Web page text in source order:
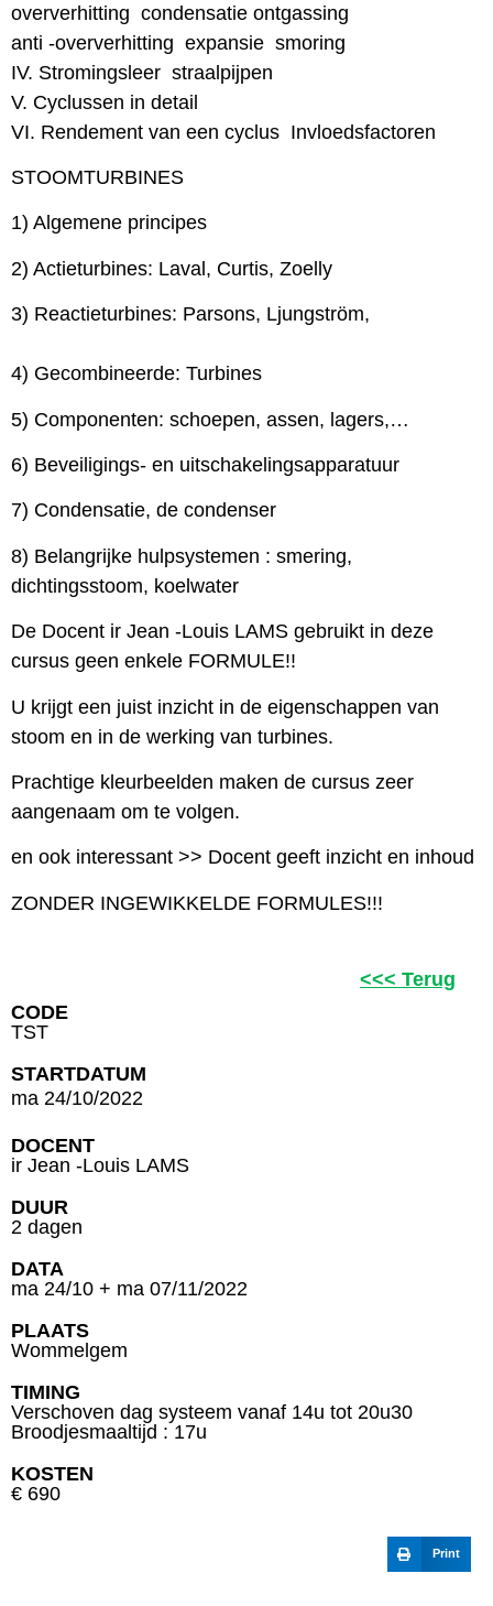
oververhitting  condensatie ontgassing 
anti -oververhitting  expansie  smoring
IV. Stromingsleer  straalpijpen
V. Cyclussen in detail
VI. Rendement van een cyclus  Invloedsfactoren
STOOMTURBINES
1) Algemene principes
2) Actieturbines: Laval, Curtis, Zoelly
3) Reactieturbines: Parsons, Ljungström,
4) Gecombineerde: Turbines
5) Componenten: schoepen, assen, lagers,…
6) Beveiligings- en uitschakelingsapparatuur
7) Condensatie, de condenser
8) Belangrijke hulpsystemen : smering,
dichtingsstoom, koelwater
De Docent ir Jean -Louis LAMS gebruikt in deze
cursus geen enkele FORMULE!!
U krijgt een juist inzicht in de eigenschappen van
stoom en in de werking van turbines.
Prachtige kleurbeelden maken de cursus zeer
aangenaam om te volgen.
en ook interessant >> Docent geeft inzicht en inhoud
ZONDER INGEWIKKELDE FORMULES!!!
<<< Terug
CODE
TST
STARTDATUM
ma 24/10/2022
DOCENT
ir Jean -Louis LAMS
DUUR
2 dagen
DATA
ma 24/10 + ma 07/11/2022
PLAATS
Wommelgem
TIMING
Verschoven dag systeem vanaf 14u tot 20u30
Broodjesmaaltijd : 17u
KOSTEN
€ 690
Print